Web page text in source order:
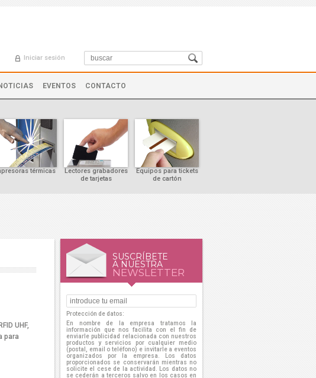
Iniciar sesión
EVENTOS CONTACTO
térmicas
Lectores grabadores
de tarjetas
Equipos para tickets
de cartón
UHF,
para
SUSCRÍBETE
A NUESTRA
NEWSLETTER
Protección de datos:
En nombre de la empresa tratamos la
información que nos facilita con el fin de
enviarle publicidad relacionada con nuestros
productos y servicios por cualquier medio
(postal, email o teléfono) e invitarle a eventos
organizados por la empresa. Los datos
proporcionados se conservarán mientras no
solicite el cese de la actividad. Los datos no
se cederán a terceros salvo en los casos en